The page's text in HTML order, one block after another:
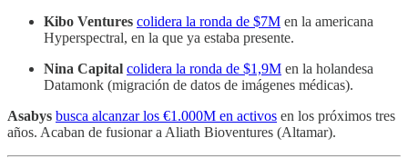
Kibo Ventures colidera la ronda de $7M en la americana
Hyperspectral, en la que ya estaba presente.
Nina Capital colidera la ronda de $1,9M en la holandesa
Datamonk (migración de datos de imágenes médicas).
Asabys busca alcanzar los €1.000M en activos en los próximos tres
años. Acaban de fusionar a Aliath Bioventures (Altamar).